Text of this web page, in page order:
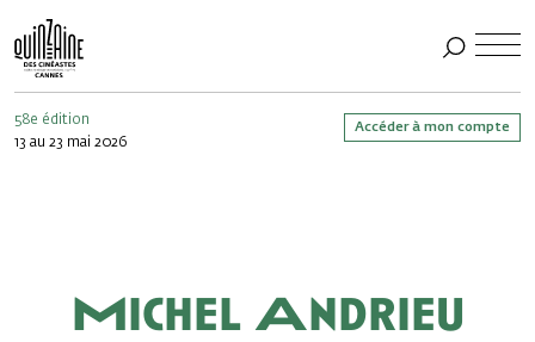
58e édition
13 au 23 mai 2026
Accéder à mon compte
Michel Andrieu